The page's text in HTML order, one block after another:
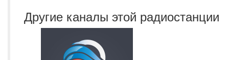
Другие каналы этой радиостанции